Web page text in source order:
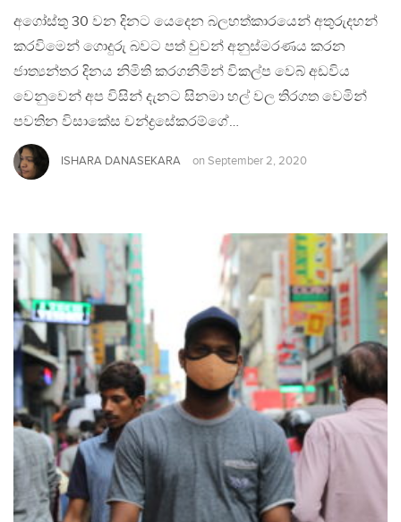
අගෝස්තු 30 වන දිනට යෙදෙන බලහත්කාරයෙන් අතුරුදහන්
කරවිමෙන් ගොදුරු බවට පත් වුවන් අනුස්මරණය කරන
ජාත්‍යන්තර දිනය නිමිති කරගනිමින් විකල්ප වෙබ් අඩවිය
වෙනුවෙන් අප විසින් දැනට සිනමා හල් වල තිරගත වෙමින්
පවතින විසාකේස චන්ද්‍රසේකරම්ගේ…
ISHARA DANASEKARA on September 2, 2020